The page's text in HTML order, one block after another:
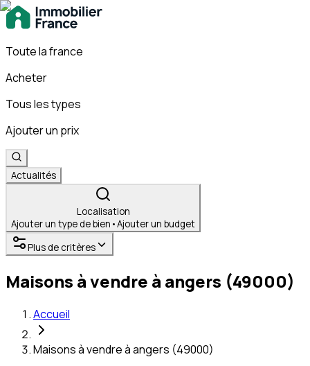
Toute la france
Acheter
Tous les types
Ajouter un prix
Actualités
Localisation
Ajouter un type de bien •Ajouter un budget
Plus de critères
Maisons à vendre à angers (49000)
Accueil
Maisons à vendre à angers (49000)